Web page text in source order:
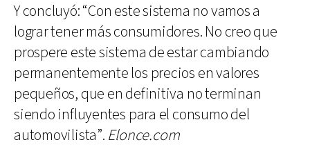
Y concluyó: “Con este sistema no vamos a
lograr tener más consumidores. No creo que
prospere este sistema de estar cambiando
permanentemente los precios en valores
pequeños, que en definitiva no terminan
siendo influyentes para el consumo del
automovilista”. Elonce.com